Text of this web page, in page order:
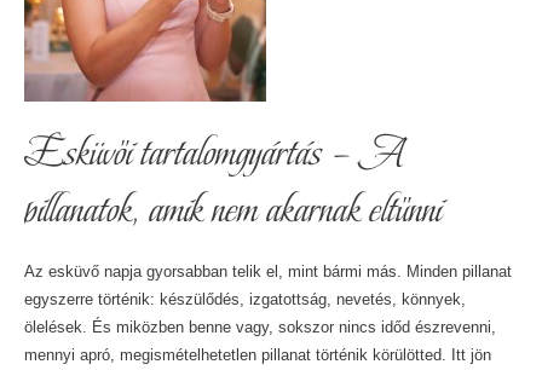
Esküvői tartalomgyártás – A
pillanatok, amik nem akarnak eltűnni
Az esküvő napja gyorsabban telik el, mint bármi más. Minden pillanat
egyszerre történik: készülődés, izgatottság, nevetés, könnyek,
ölelések. És miközben benne vagy, sokszor nincs időd észrevenni,
mennyi apró, megismételhetetlen pillanat történik körülötted. Itt jön